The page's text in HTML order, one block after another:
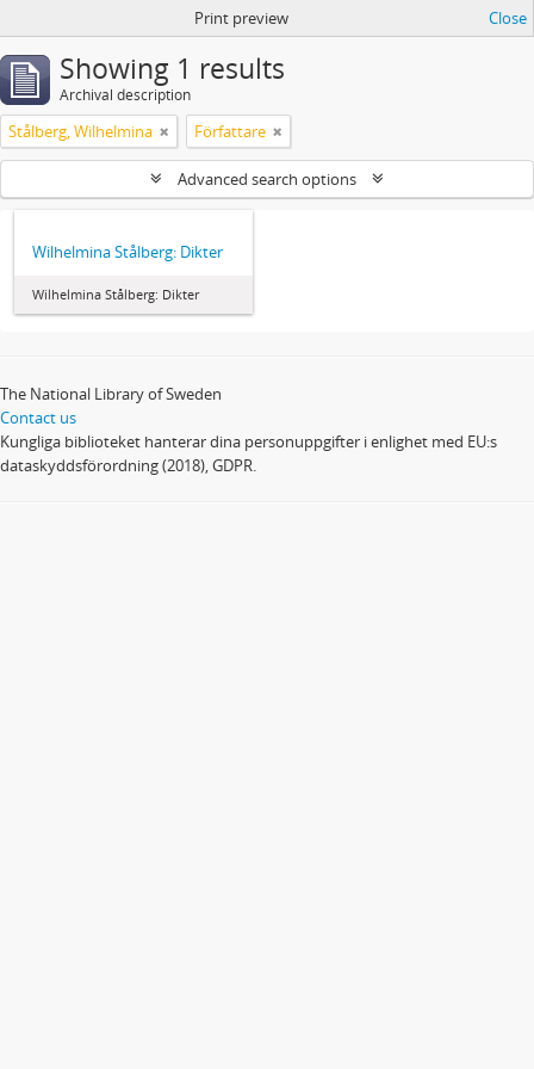
Print preview Close
Showing 1 results
Archival description
Stålberg, Wilhelmina Författare
Advanced search options
Wilhelmina Stålberg: Dikter
Wilhelmina Stålberg: Dikter
The National Library of Sweden
Contact us
Kungliga biblioteket hanterar dina personuppgifter i enlighet med EU:s
dataskyddsförordning (2018), GDPR.